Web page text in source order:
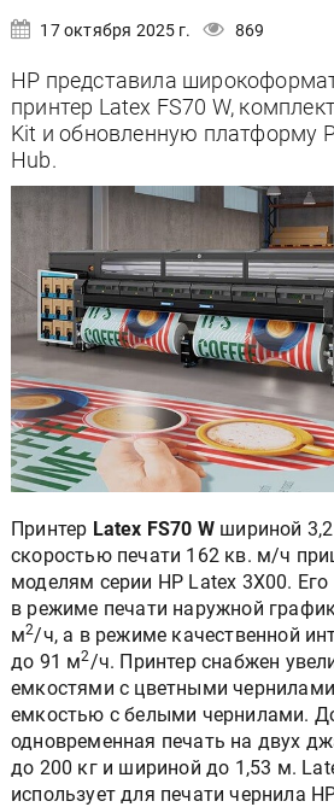
17 октября 2025 г. 869
HP представила
принтер Latex FS70 W,
Kit и обновленную платформу
Hub.
Принтер Latex FS70 W шириной
скоростью печати 162 кв. м/ч
моделям серии HP Latex 3X00. Его
в режиме печати наружной
м2/ч, а в режиме качественной
до 91 м2 /ч. Принтер снабжен
емкостями с цветными
емкостью с белыми чернилами.
одновременная печать на двух
до 200 кг и шириной до 1,53 м.
использует для печати чернила